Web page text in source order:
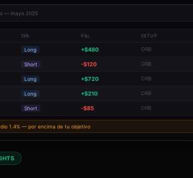
— mayo 2025
DIR. P&L SETUP
Long +$480 ORB
Short -$120 ORB
Long +$720 ORB
Long +$210 ORB
Short -$85 ORB
1.4% — por encima de tu objetivo